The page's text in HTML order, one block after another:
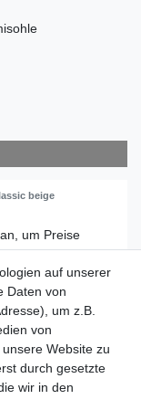
beige
schwarz
auf unserer
Daten von
um z.B.
von
Website zu
durch gesetzte
wir in den